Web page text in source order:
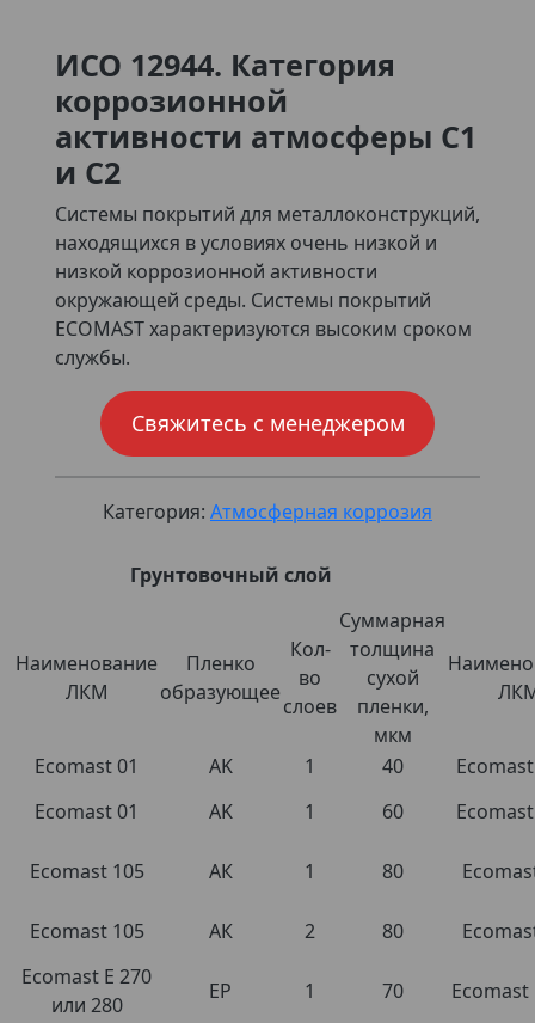
ИСО 12944. Категория
коррозионной
активности атмосферы С1
и С2
Системы покрытий для металлоконструкций,
находящихся в условиях очень низкой и
низкой коррозионной активности
окружающей среды. Системы покрытий
ECOMAST характеризуются высоким сроком
службы.
Свяжитесь с менеджером
Категория: Атмосферная коррозия
Грунтовочный слой
Наименование
ЛКМ
Пленко
образующее
Кол-
во
слоев
Суммарная
толщина
сухой
пленки,
мкм
Ecomast 01 AK 1 40
Ecomast 01
AK 1 60
Ecomast 105 АК 1 80
Ecomast 105 АК 2 80
Ecomast E 270
или 280
EP 1 70 Ecomast